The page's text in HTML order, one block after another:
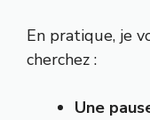
En pratique, je
cherchez :
Une